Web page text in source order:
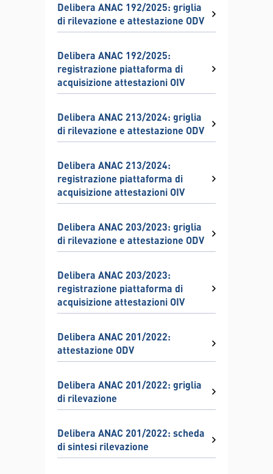
Delibera ANAC 192/2025: griglia
di rilevazione e attestazione ODV
Delibera ANAC 192/2025:
registrazione piattaforma di
acquisizione attestazioni OIV
Delibera ANAC 213/2024: griglia
di rilevazione e attestazione ODV
Delibera ANAC 213/2024:
registrazione piattaforma di
acquisizione attestazioni OIV
Delibera ANAC 203/2023: griglia
di rilevazione e attestazione ODV
Delibera ANAC 203/2023:
registrazione piattaforma di
acquisizione attestazioni OIV
Delibera ANAC 201/2022:
attestazione ODV
Delibera ANAC 201/2022: griglia
di rilevazione
Delibera ANAC 201/2022: scheda
di sintesi rilevazione